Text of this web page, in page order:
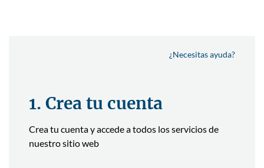
¿Necesitas ayuda?
1. Crea tu cuenta
Crea tu cuenta y accede a todos los servicios de
nuestro sitio web